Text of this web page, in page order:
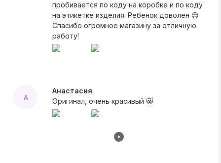
пробивается по коду на коробке и по коду
на этикетке изделия. Ребенок доволен 😊
Спасибо огромное магазину за отличную
работу!
А
Анастасия
Оригинал, очень красивый 😻